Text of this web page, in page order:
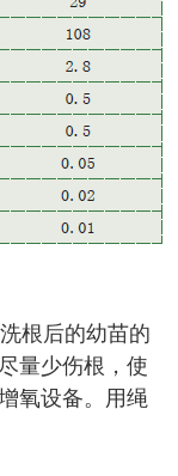
根后的幼苗的
量少伤根，使
氧设备。用绳